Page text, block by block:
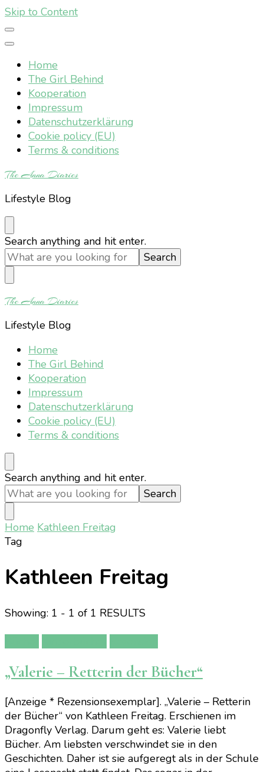
Skip to Content
Home
The Girl Behind
Kooperation
Impressum
Datenschutzerklärung
Cookie policy (EU)
Terms & conditions
The Anna Diaries
Lifestyle Blog
Looking
for
Something?
Search anything and hit enter.
The Anna Diaries
Lifestyle Blog
Home
The Girl Behind
Kooperation
Impressum
Datenschutzerklärung
Cookie policy (EU)
Terms & conditions
Looking
for
Something?
Search anything and hit enter.
Home Kathleen Freitag
Tag
Kathleen Freitag
Showing: 1 - 1 of 1 RESULTS
„Valerie – Retterin der Bücher“
[Anzeige * Rezensionsexemplar]. „Valerie – Retterin
der Bücher“ von Kathleen Freitag. Erschienen im
Dragonfly Verlag. Darum geht es: Valerie liebt
Bücher. Am liebsten verschwindet sie in den
Geschichten. Daher ist sie aufgeregt als in der Schule